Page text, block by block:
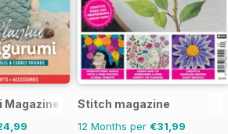
Magazine Stitch magazine
12 Months per €31,99